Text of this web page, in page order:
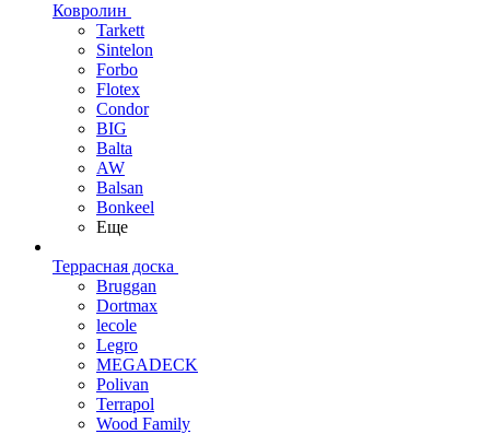
Ковролин
Tarkett
Sintelon
Forbo
Flotex
Condor
BIG
Balta
AW
Balsan
Bonkeel
Еще
Террасная доска
Bruggan
Dortmax
lecole
Legro
MEGADECK
Polivan
Terrapol
Wood Family